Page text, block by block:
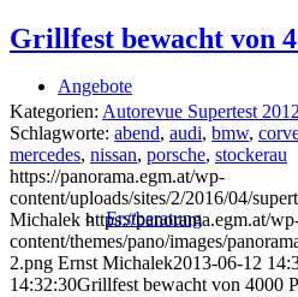
Angebote
Erstberatung
Grillfest bewacht von
Kategorien: Autorevue Supertest 2012
Schlagworte: abend, audi, bmw,
mercedes, nissan, porsche, stockerau
https://panorama.egm.at/wp-
content/uploads/sites/2/2016/04/
Michalek https://panorama.egm.at/
content/themes/pano/images/
2.png Ernst Michalek2013-06-12
14:32:30Grillfest bewacht von 4000